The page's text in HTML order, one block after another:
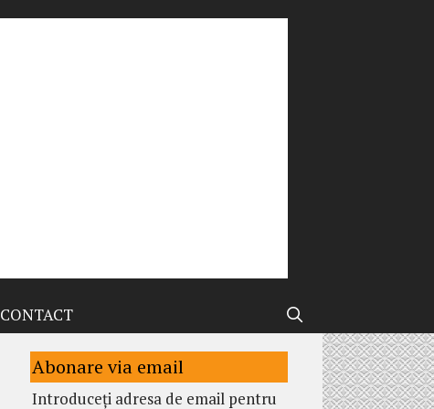
CONTACT
Abonare via email
Introduceți adresa de email pentru